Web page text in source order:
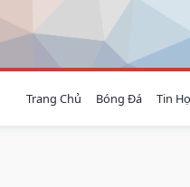
Trang Chủ Bóng Đá Tin